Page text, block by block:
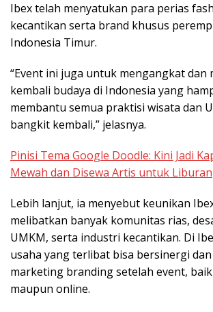
Ibex telah menyatukan para perias
kecantikan serta brand khusus
Indonesia Timur.
“Event ini juga untuk mengangkat dan
kembali budaya di Indonesia yang
membantu semua praktisi wisata dan
bangkit kembali,” jelasnya.
Pinisi Tema Google Doodle: Kini Jadi
Mewah dan Disewa Artis untuk Liburan
Lebih lanjut, ia menyebut keunikan
melibatkan banyak komunitas rias,
UMKM, serta industri kecantikan. Di
usaha yang terlibat bisa bersinergi
marketing branding setelah event,
maupun online.